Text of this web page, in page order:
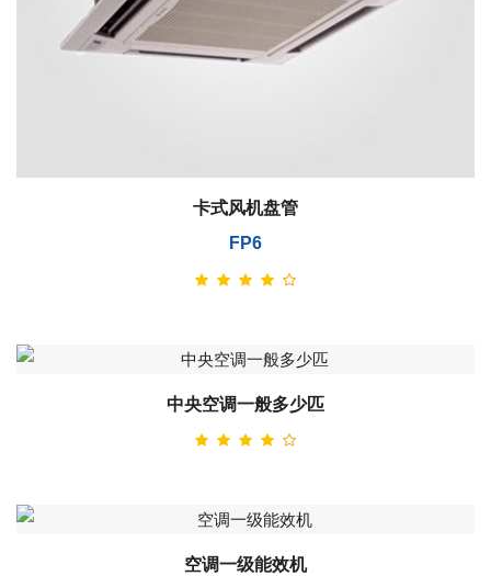
卡式风机盘管
FP6
中央空调一般多少匹
空调一级能效机